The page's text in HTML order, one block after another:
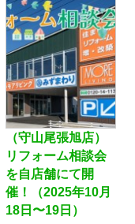
（守山尾張旭店）
リフォーム相談会
を自店舗にて開
催！（2025年10月
18日〜19日）